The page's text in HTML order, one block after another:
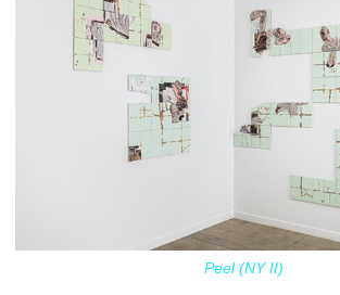
Peel (NY II)